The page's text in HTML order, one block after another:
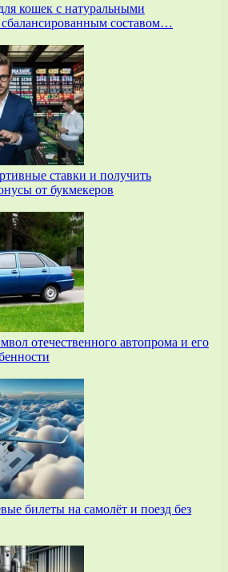
кошек с натуральными
составом…
ставки и получить
от букмекеров
отечественного автопрома и его
билеты на самолёт и поезд без